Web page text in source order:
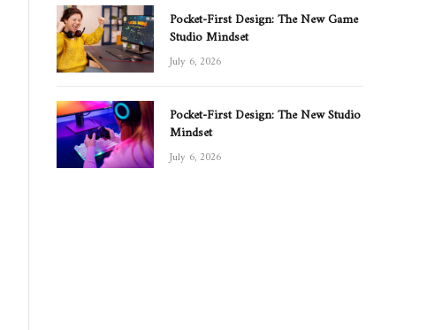
Pocket-First Design: The New Game
Studio Mindset
July 6, 2026
Pocket-First Design: The New Studio
Mindset
July 6, 2026